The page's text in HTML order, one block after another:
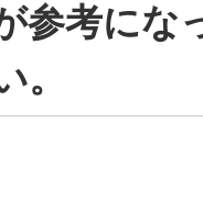
参考にな
。